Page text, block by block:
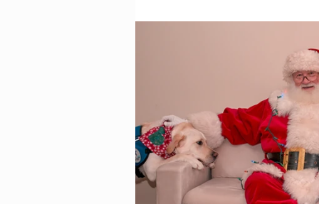
Animazione
Animazione
Agenzia di